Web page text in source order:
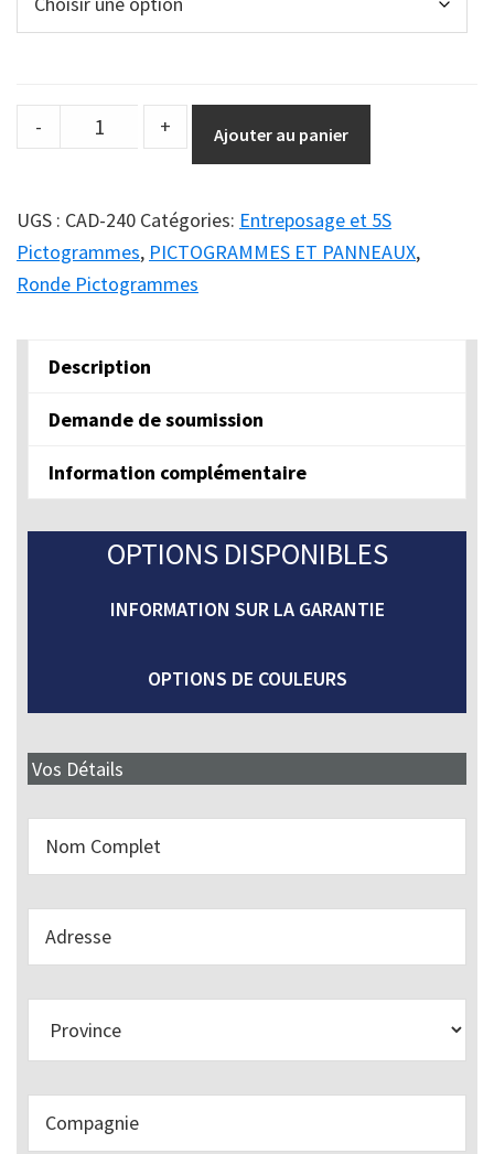
pictogramme
(Exemple:
A4)
quantity
- + Ajouter au panier
UGS : CAD-240 Catégories: Entreposage et 5S
Pictogrammes, PICTOGRAMMES ET PANNEAUX,
Ronde Pictogrammes
Description
Demande de soumission
Information complémentaire
OPTIONS DISPONIBLES
INFORMATION SUR LA GARANTIE
OPTIONS DE COULEURS
Vos Détails